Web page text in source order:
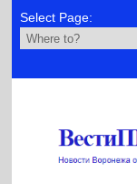
Select Page: